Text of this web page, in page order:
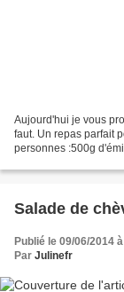
Aujourd'hui je vous
faut. Un repas parfait
personnes :500g
Salade de
Publié le 09/06/2014
Par Julinefr